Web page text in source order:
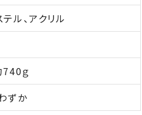
ル、アクリル
740ｇ
ずか